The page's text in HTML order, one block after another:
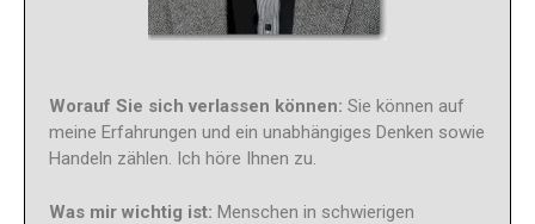
Worauf Sie sich verlassen können: Sie können auf
meine Erfahrungen und ein unabhängiges Denken sowie
Handeln zählen. Ich höre Ihnen zu.
Was mir wichtig ist: Menschen in schwierigen